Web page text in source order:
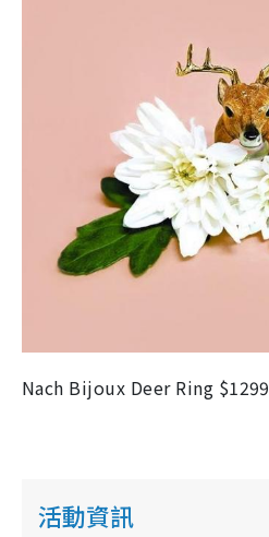
Nach Bijoux Deer Ring $1299
活動資訊